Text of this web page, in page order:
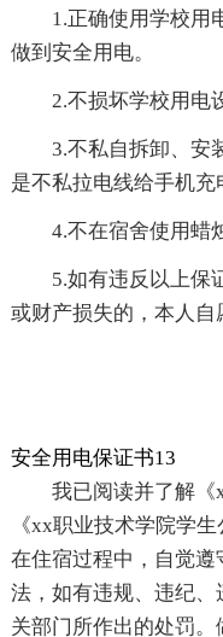
1.正确使用学校用
做到安全用电。
2.不损坏学校用电
3.不私自拆卸、安
是不私拉电线给手机充
4.不在宿舍使用蜡
5.如有违反以上保
或财产损失的，本人自
安全用电保证书13
我已阅读并了解《
《xx职业技术学院学
在住宿过程中，自觉
法，如有违规、违纪
关部门所作出的处罚。